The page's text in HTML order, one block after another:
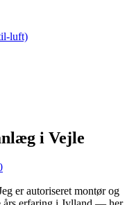
luft)
i Vejle
er autoriseret montør og